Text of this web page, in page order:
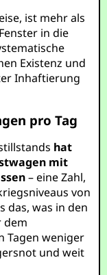
ist mehr als
in die
Existenz und
Inhaftierung
pro Tag
hat
mit
– eine Zahl,
von
das, was in den
dem
Tagen weniger
und weit